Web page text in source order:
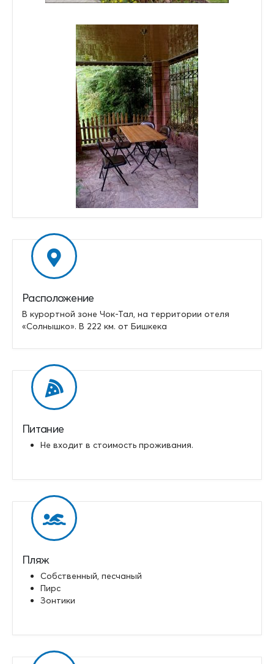
Расположение
В курортной зоне Чок-Тал, на территории отеля
«Солнышко». В 222 км. от Бишкека
Питание
Не входит в стоимость проживания.
Пляж
Собственный, песчаный
Пирс
Зонтики